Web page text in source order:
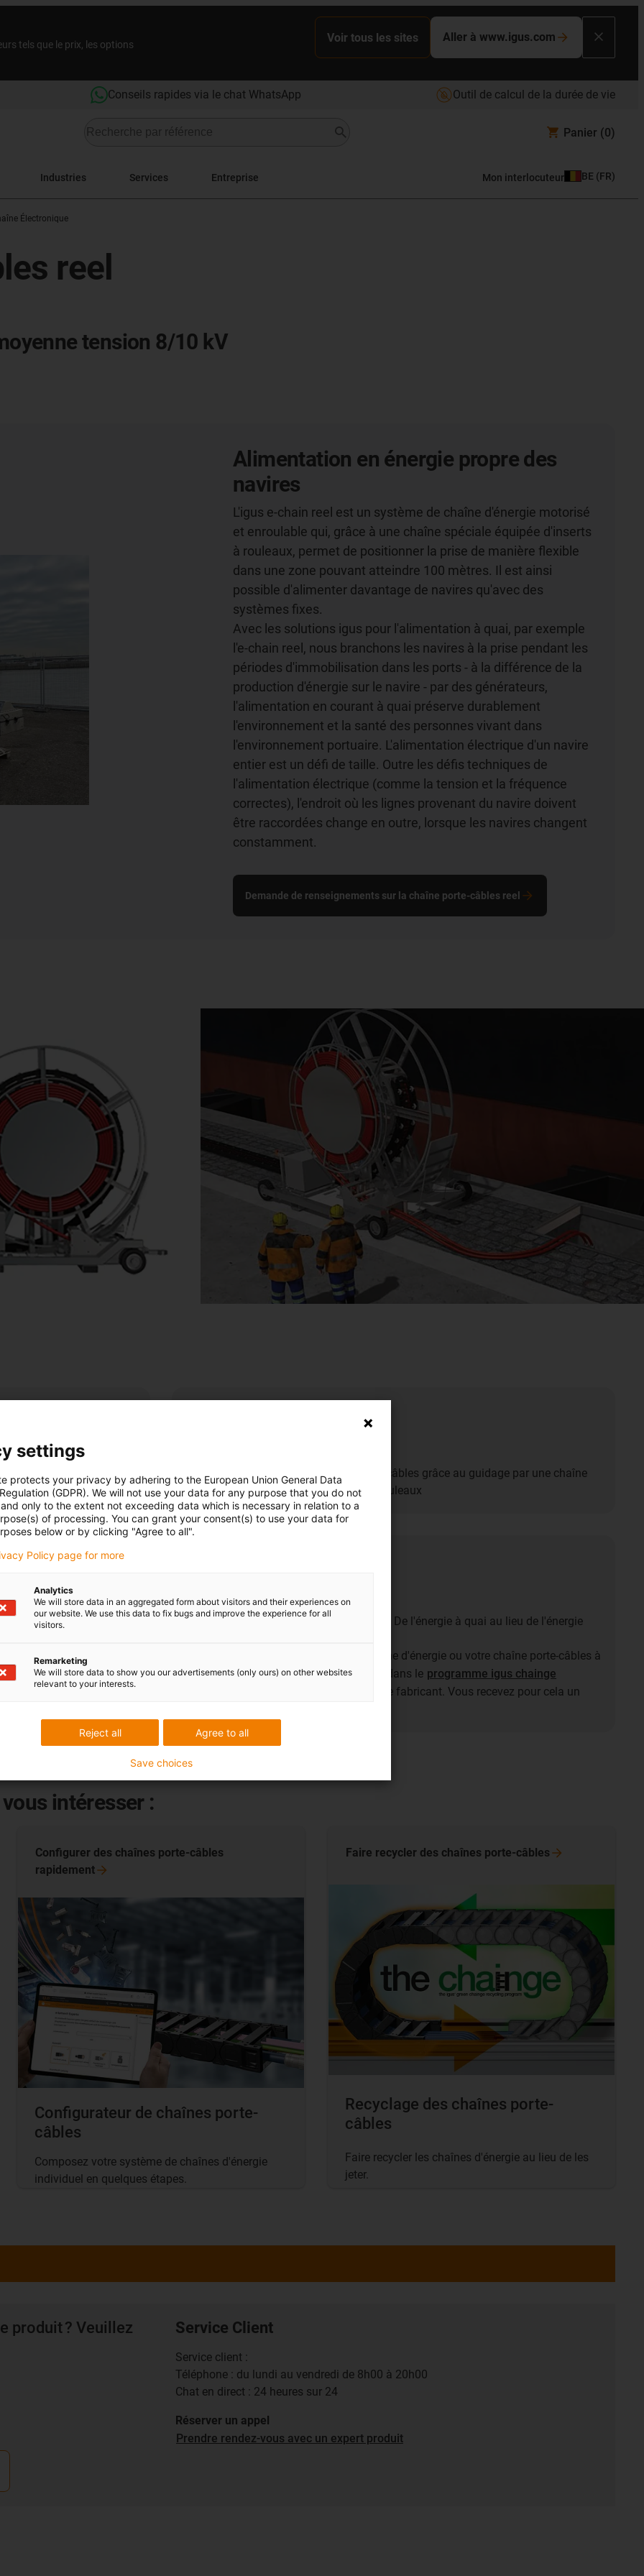
tels que le prix, les options
Voir tous les sites Aller à www.igus.com
Conseils rapides via le chat WhatsApp Outil de calcul de la durée de vie
Panier (0)
Industries Services Entreprise Mon interlocuteur BE (FR)
Électronique
reel
tension 8/10 kV
Alimentation en énergie propre des
navires
L'igus e-chain reel est un système de chaîne d'énergie motorisé
et enroulable qui, grâce à une chaîne spéciale équipée d'inserts
à rouleaux, permet de positionner la prise de manière flexible
dans une zone pouvant atteindre 100 mètres. Il est ainsi
possible d'alimenter davantage de navires qu'avec des
systèmes fixes.
Avec les solutions igus pour l'alimentation à quai, par exemple
l'e-chain reel, nous branchons les navires à la prise pendant les
périodes d'immobilisation dans les ports - à la différence de la
production d'énergie sur le navire - par des générateurs,
l'alimentation en courant à quai préserve durablement
l'environnement et la santé des personnes vivant dans
l'environnement portuaire. L'alimentation électrique d'un navire
entier est un défi de taille. Outre les défis techniques de
l'alimentation électrique (comme la tension et la fréquence
correctes), l'endroit où les lignes provenant du navire doivent
être raccordées change en outre, lorsque les navires changent
constamment.
Demande de renseignements sur la chaîne porte-câbles reel
déplaçant le chariot de
Longue durée de vie des câbles grâce au guidage par une chaîne
spéciale avec inserts à rouleaux
grâce à un boîtier
Pas d'émissions nocives : De l'énergie à quai au lieu de l'énergie
Faites recycler votre chaîne d'énergie ou votre chaîne porte-câbles à
la fin de son cycle de vie dans le programme igus chainge
Recycling. Quel que soit le fabricant. Vous recevez pour cela un
intéresser :
Configurateur de chaînes porte-
câbles
Composez votre système de chaînes d'énergie
individuel en quelques étapes.
Configurer des chaînes porte-câbles
rapidement
Recyclage des chaînes porte-
câbles
Faire recycler les chaînes d'énergie au lieu de les
jeter.
Faire recycler des chaînes porte-câbles
produit ? Veuillez
Service Client
Service client :
Téléphone : du lundi au vendredi de 8h00 à 20h00
Chat en direct : 24 heures sur 24
Réserver un appel
Prendre rendez-vous avec un expert produit
settings
protects your privacy by adhering to the European Union General Data
(GDPR). We will not use your data for any purpose that you do not
only to the extent not exceeding data which is necessary in relation to a
of processing. You can grant your consent(s) to use your data for
below or by clicking "Agree to all".
Policy page for more
Analytics
We will store data in an aggregated form about visitors and their experiences on
our website. We use this data to fix bugs and improve the experience for all
visitors.
Remarketing
We will store data to show you our advertisements (only ours) on other websites
relevant to your interests.
Agree to all
Reject all
Save choices